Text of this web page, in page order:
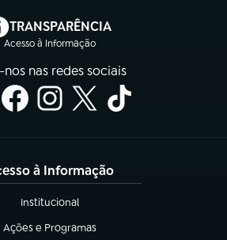
TRANSPARÊNCIA
Acesso à Informação
(abre em nova aba)
nos nas redes sociais
à Informação
Institucional
(abre em nova aba)
Ações e Programas
(abre em nova aba)